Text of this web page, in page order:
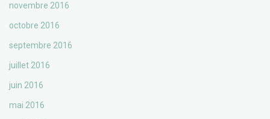
novembre 2016
octobre 2016
septembre 2016
juillet 2016
juin 2016
mai 2016